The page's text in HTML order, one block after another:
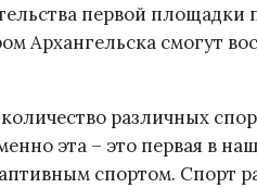
первой площадки
Архангельска смогут
различных
эта – это первая в
спортом. Спорт